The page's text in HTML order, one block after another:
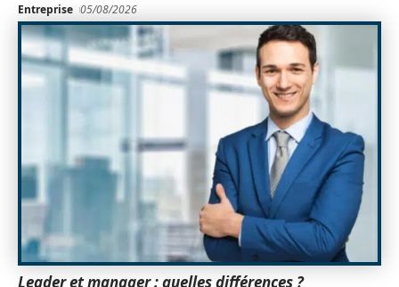
Entreprise 05/08/2026
Leader et manager : quelles différences ?